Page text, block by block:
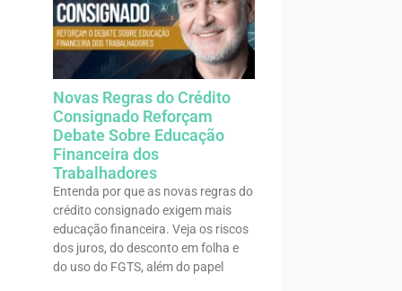
Novas Regras do Crédito
Consignado Reforçam
Debate Sobre Educação
Financeira dos
Trabalhadores
Entenda por que as novas regras do
crédito consignado exigem mais
educação financeira. Veja os riscos
dos juros, do desconto em folha e
do uso do FGTS, além do papel